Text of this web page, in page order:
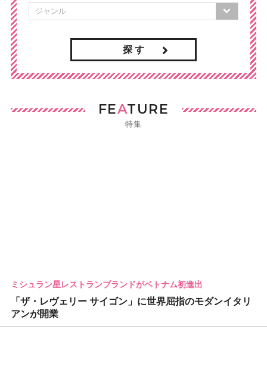
探 す
FEATURE
特集
ミシュラン星レストランブランドがベトナム初進出
「ザ・レヴェリー サイゴン」に世界屈指のモダンイタリ
アンが開業